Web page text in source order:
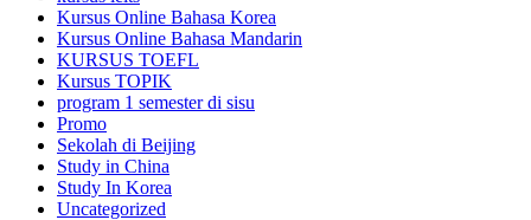
Kursus Online Bahasa Korea
Kursus Online Bahasa Mandarin
KURSUS TOEFL
Kursus TOPIK
program 1 semester di sisu
Promo
Sekolah di Beijing
Study in China
Study In Korea
Uncategorized